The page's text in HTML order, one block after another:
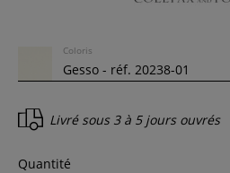
Coloris
Livré sous 3 à 5 jours ouvrés
Quantité